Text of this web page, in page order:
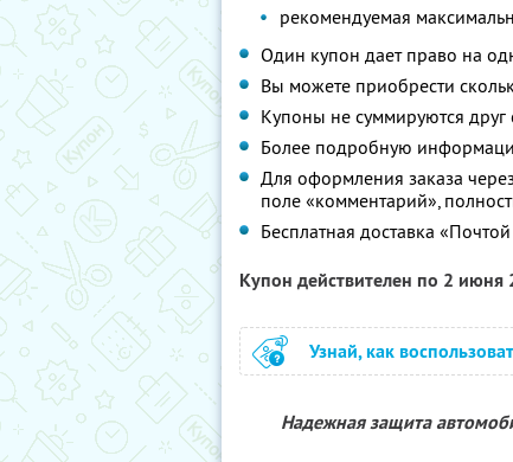
рекомендуемая
Один купон дает право на
Вы можете приобрести
Купоны не суммируются
Более подробную
Для оформления заказа
поле «комментарий»,
Бесплатная доставка
Купон действителен по 2 июня
Узнай, как
Надежная защита